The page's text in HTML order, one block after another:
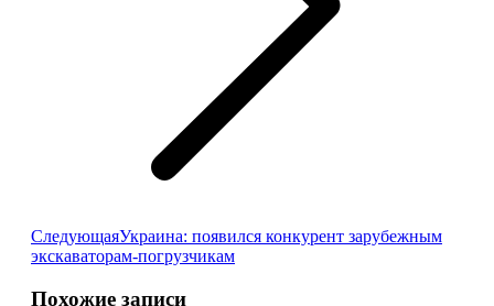
СледующаяСледующая
запись:
Украина: появился конкурент зарубежным
экскаваторам-погрузчикам
Похожие записи